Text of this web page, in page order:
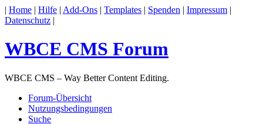
| Home | Hilfe | Add-Ons | Templates | Spenden | Impressum |
Datenschutz |
WBCE CMS Forum
WBCE CMS – Way Better Content Editing.
Forum-Übersicht
Nutzungsbedingungen
Suche